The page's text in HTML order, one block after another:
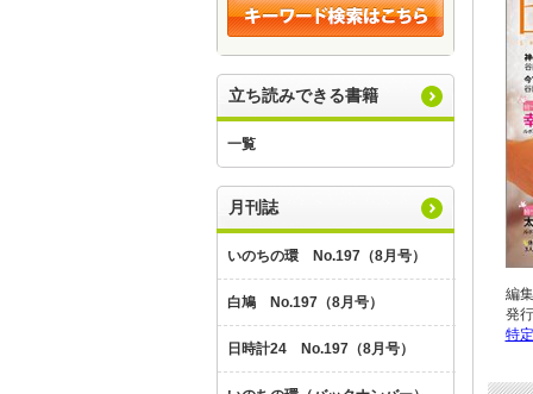
立ち読みできる書籍
一覧
月刊誌
いのちの環 No.197（8月号）
白鳩 No.197（8月号）
日時計24 No.197（8月号）
編集
発行
特